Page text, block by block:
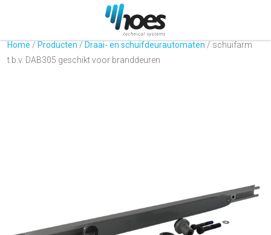
Home / Producten / Draai- en schuifdeurautomaten / schuifarm
t.b.v. DAB305 geschikt voor branddeuren